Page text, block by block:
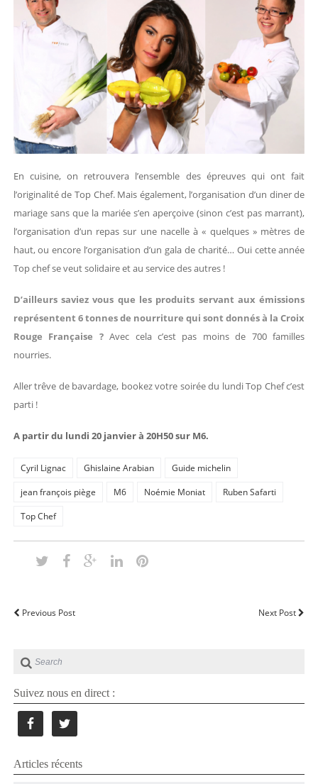
En cuisine, on retrouvera l’ensemble des épreuves qui ont fait
l’originalité de Top Chef. Mais également, l’organisation d’un diner de
mariage sans que la mariée s’en aperçoive (sinon c’est pas marrant),
l’organisation d’un repas sur une nacelle à « quelques » mètres de
haut, ou encore l’organisation d’un gala de charité… Oui cette année
Top chef se veut solidaire et au service des autres !
D’ailleurs saviez vous que les produits servant aux émissions
représentent 6 tonnes de nourriture qui sont donnés à la Croix
Rouge Française ?Avec cela c’est pas moins de 700 familles
nourries.
Aller trêve de bavardage, bookez votre soirée du lundi Top Chef c’est
parti !
A partir du lundi 20 janvier à 20H50 sur M6.
Cyril Lignac Ghislaine Arabian
Guide michelin
jean françois piège
M6 Noémie Moniat
Ruben Safarti
Top Chef
Previous Post Next Post
Suivez nous en direct :
Articles récents